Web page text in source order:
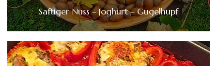
Saftiger Nuss – Joghurt – Gugelhupf